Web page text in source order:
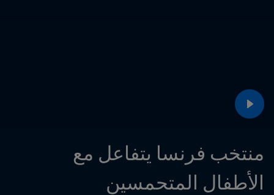
الأطفال المتحمسين